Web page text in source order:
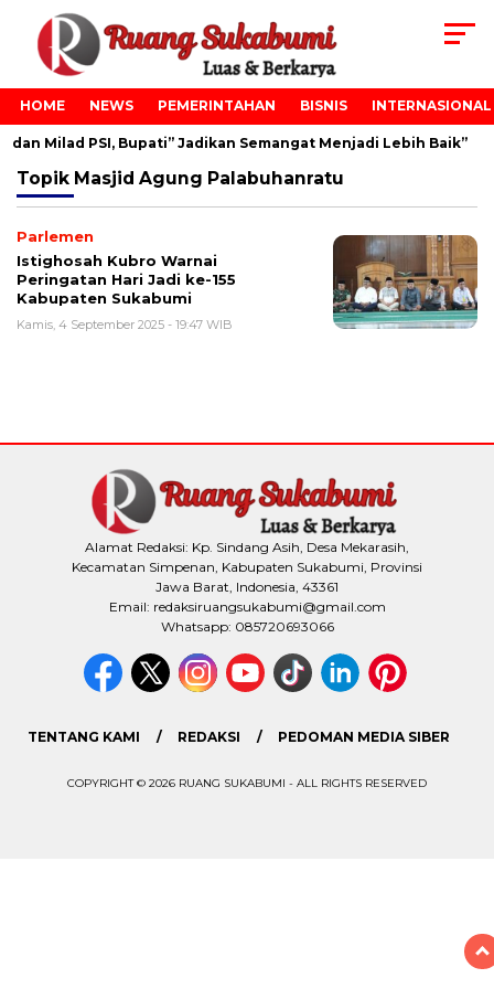
HOME NEWS PEMERINTAHAN BISNIS INTERNASIONAL
Milad PSI, Bupati” Jadikan Semangat Menjadi Lebih Baik”
Topik Masjid Agung Palabuhanratu
Parlemen
Istighosah Kubro Warnai
Peringatan Hari Jadi ke-155
Kabupaten Sukabumi
Kamis, 4 September 2025 - 19:47 WIB
Alamat Redaksi: Kp. Sindang Asih, Desa Mekarasih,
Kecamatan Simpenan, Kabupaten Sukabumi, Provinsi
Jawa Barat, Indonesia, 43361
Email: redaksiruangsukabumi@gmail.com
Whatsapp: 085720693066
TENTANG KAMI REDAKSI PEDOMAN MEDIA SIBER
COPYRIGHT © 2026 RUANG SUKABUMI - ALL RIGHTS RESERVED